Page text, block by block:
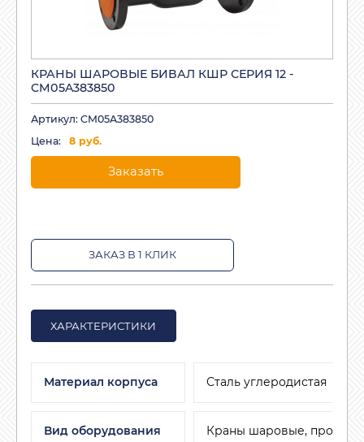
КРАНЫ ШАРОВЫЕ БИВАЛ КШР СЕРИЯ 12 -
CM05A383850
Артикул: CM05A383850
Цена:
8 руб.
Заказать
ЗАКАЗ В 1 КЛИК
ХАРАКТЕРИСТИКИ
Материал корпуса Сталь углеродистая
Вид оборудования Краны шаровые,